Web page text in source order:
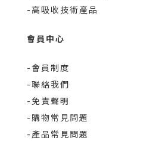
-高吸收技術產品
會員中心
-會員制度
-聯絡我們
-免責聲明
-購物常見問題
-產品常見問題